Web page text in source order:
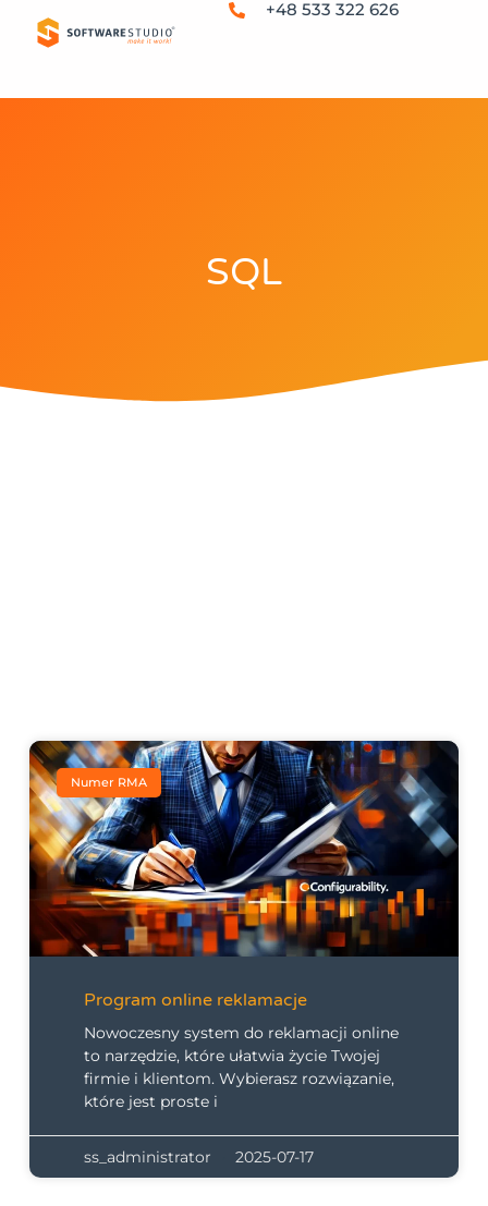
+48 533 322 626
SQL
Numer RMA
Program online reklamacje
Nowoczesny system do reklamacji online
to narzędzie, które ułatwia życie Twojej
firmie i klientom. Wybierasz rozwiązanie,
które jest proste i
ss_administrator 2025-07-17